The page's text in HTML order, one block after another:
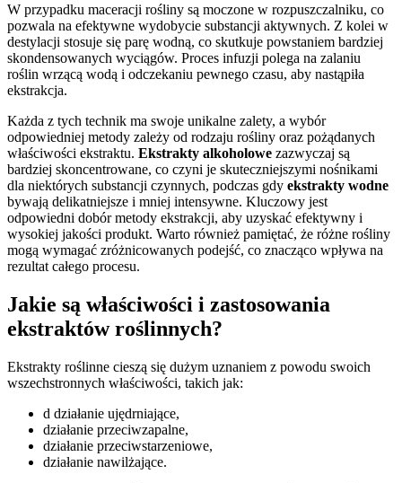
W przypadku maceracji rośliny są moczone w rozpuszczalniku, co
pozwala na efektywne wydobycie substancji aktywnych. Z kolei w
destylacji stosuje się parę wodną, co skutkuje powstaniem bardziej
skondensowanych wyciągów. Proces infuzji polega na zalaniu
roślin wrzącą wodą i odczekaniu pewnego czasu, aby nastąpiła
ekstrakcja.
Każda z tych technik ma swoje unikalne zalety, a wybór
odpowiedniej metody zależy od rodzaju rośliny oraz pożądanych
właściwości ekstraktu. Ekstrakty alkoholowe zazwyczaj są
bardziej skoncentrowane, co czyni je skuteczniejszymi nośnikami
dla niektórych substancji czynnych, podczas gdy ekstrakty wodne
bywają delikatniejsze i mniej intensywne. Kluczowy jest
odpowiedni dobór metody ekstrakcji, aby uzyskać efektywny i
wysokiej jakości produkt. Warto również pamiętać, że różne rośliny
mogą wymagać zróżnicowanych podejść, co znacząco wpływa na
rezultat całego procesu.
Jakie są właściwości i zastosowania
ekstraktów roślinnych?
Ekstrakty roślinne cieszą się dużym uznaniem z powodu swoich
wszechstronnych właściwości, takich jak:
d działanie ujędrniające,
działanie przeciwzapalne,
działanie przeciwstarzeniowe,
działanie nawilżające.